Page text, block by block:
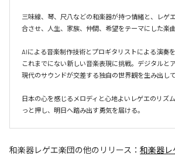
三味線、琴、尺八などの和楽器が持つ情緒と、レゲ
合させ、人生、家族、仲間、希望をテーマにした楽
AIによる音楽制作技術とプロギタリストによる演奏
これまでにない新しい音楽表現に挑戦。デジタルと
現代のサウンドが交差する独自の世界観を生み出して
日本の心を感じるメロディと心地よいレゲエのリズ
和楽器レゲエ楽団の他のリリース： 和楽器レ